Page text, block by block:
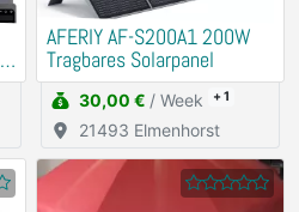
AFERIY ‎AF-S200A1 200W
Tragbares Solarpanel
30,00 € / Week + 1
21493 Elmenhorst